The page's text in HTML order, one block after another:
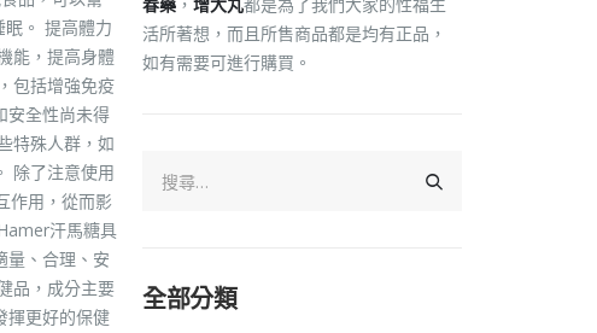
。 提高體力
能，提高身體
包括增強免疫
安全性尚未得
特殊人群，如
除了注意使用
作用，從而影
汗馬糖具
量、合理、安
品，成分主要
揮更好的保健
春藥 ， 增大丸都是為了我們大家的性福生
活所著想，而且所售商品都是均有正品，
如有需要可進行購買。
全部分類